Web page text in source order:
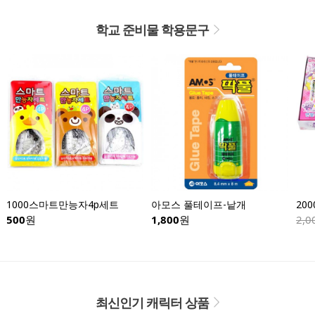
학교 준비물 학용문구
1000스마트만능자4p세트
500원
아모스 풀테이프-낱개
1,800원
최신인기 캐릭터 상품